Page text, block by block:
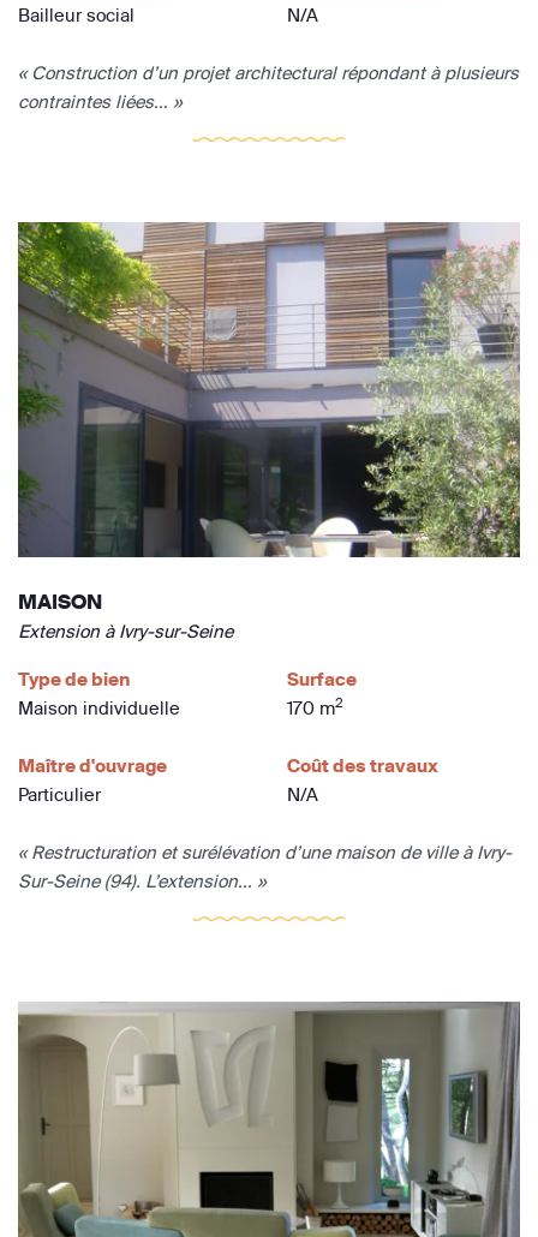
Bailleur social
N/A
« Construction d’un projet architectural répondant à plusieurs
contraintes liées... »
MAISON
Extension à Ivry-sur-Seine
Type de bien
Maison individuelle
Surface
170 m2
Maître d'ouvrage
Particulier
Coût des travaux
N/A
« Restructuration et surélévation d’une maison de ville à Ivry-
Sur-Seine (94). L’extension... »